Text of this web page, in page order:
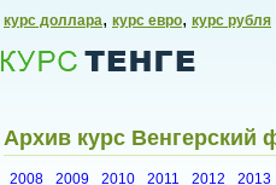
курс доллара, курс евро, курс рубля
Архив курс Венгерский
2008 2009 2010 2011 2012 2013